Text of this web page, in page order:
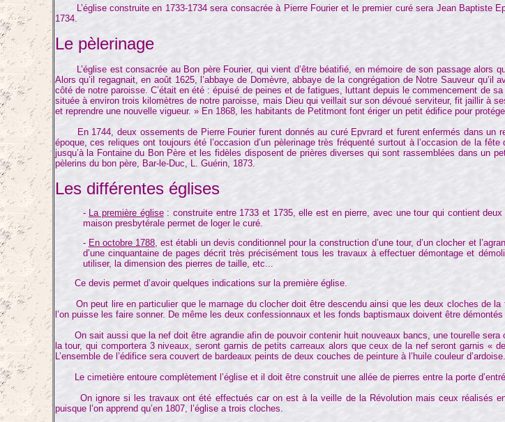
L’église construite en 1733-1734 sera consacrée à Pierre Fourier et le premier curé sera Jean Baptiste
1734.
Le pèlerinage
L’église est consacrée au Bon père Fourier, qui vient d’être béatifié, en mémoire de son passage alors
Alors qu’il regagnait, en août 1625, l’abbaye de Domèvre, abbaye de la congrégation de Notre Sauveur
côté de notre paroisse. C’était en été : épuisé de peines et de fatigues, luttant depuis le commencement de
située à environ trois kilomètres de notre paroisse, mais Dieu qui veillait sur son dévoué serviteur, fit jaillir à
et reprendre une nouvelle vigueur. » En 1868, les habitants de Petitmont font ériger un petit édifice pour
En 1744, deux ossements de Pierre Fourier furent donnés au curé Epvrard et furent enfermés dans un
époque, ces reliques ont toujours été l’occasion d’un pèlerinage très fréquenté surtout à l’occasion de la
jusqu’à la Fontaine du Bon Père et les fidèles disposent de prières diverses qui sont rassemblées dans un
pèlerins du bon père, Bar-le-Duc, L. Guérin, 1873.
Les différentes églises
- La première église: construite entre 1733 et 1735, elle est en pierre, avec une tour qui contient
maison presbytérale permet de loger le curé.
- En octobre 1788, est établi un devis conditionnel pour la construction d’une tour, d’un clocher et
d’une cinquantaine de pages décrit très précisément tous les travaux à effectuer démontage et
utiliser, la dimension des pierres de taille, etc...
Ce devis permet d’avoir quelques indications sur la première église.
On peut lire en particulier que le marnage du clocher doit être descendu ainsi que les deux cloches de la
l’on puisse les faire sonner. De même les deux confessionnaux et les fonds baptismaux doivent être
On sait aussi que la nef doit être agrandie afin de pouvoir contenir huit nouveaux bancs, une tourelle sera
la tour, qui comportera 3 niveaux, seront garnis de petits carreaux alors que ceux de la nef seront garnis «
L’ensemble de l’édifice sera couvert de bardeaux peints de deux couches de peinture à l’huile couleur d’ardoise.
Le cimetière entoure complètement l’église et il doit être construit une allée de pierres entre la porte
On ignore si les travaux ont été effectués car on est à la veille de la Révolution mais ceux réalisés
puisque l’on apprend qu’en 1807, l’église a trois cloches.